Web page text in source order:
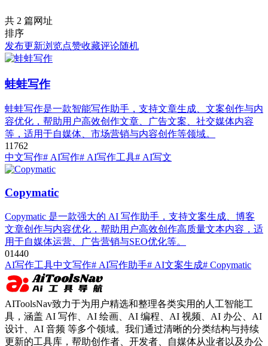
共 2 篇网址
排序
发布更新浏览点赞收藏评论随机
蛙蛙写作
蛙蛙写作是一款智能写作助手，支持文章生成、文案创作与内
容优化，帮助用户高效创作文章、广告文案、社交媒体内容
等，适用于自媒体、市场营销与内容创作等领域。
11762
中文写作# AI写作# AI写作工具# AI写文
Copymatic
Copymatic 是一款强大的 AI 写作助手，支持文案生成、博客
文章创作与内容优化，帮助用户高效创作高质量文本内容，适
用于自媒体运营、广告营销与SEO优化等。
01440
AI写作工具中文写作# AI写作助手# AI文案生成# Copymatic
AIToolsNav致力于为用户精选和整理各类实用的人工智能工
具，涵盖 AI 写作、AI 绘画、AI 编程、AI 视频、AI 办公、AI
设计、AI 音频 等多个领域。我们通过清晰的分类结构与持续
更新的工具库，帮助创作者、开发者、自媒体从业者以及办公